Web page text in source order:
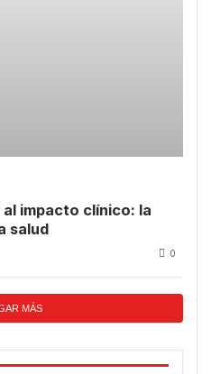
al impacto clínico: la
salud
0
MÁS